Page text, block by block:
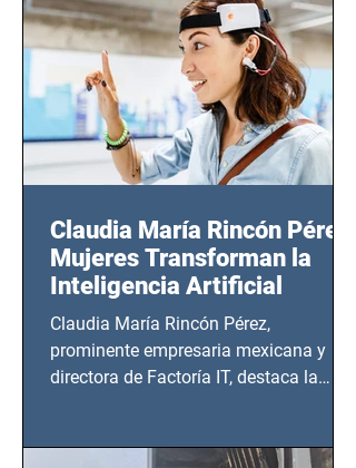
20:00 horas.
Claudia María Rincón Pérez:
Mujeres Transforman la
Inteligencia Artificial
Claudia María Rincón Pérez,
prominente empresaria mexicana y
directora de Factoría IT, destaca la